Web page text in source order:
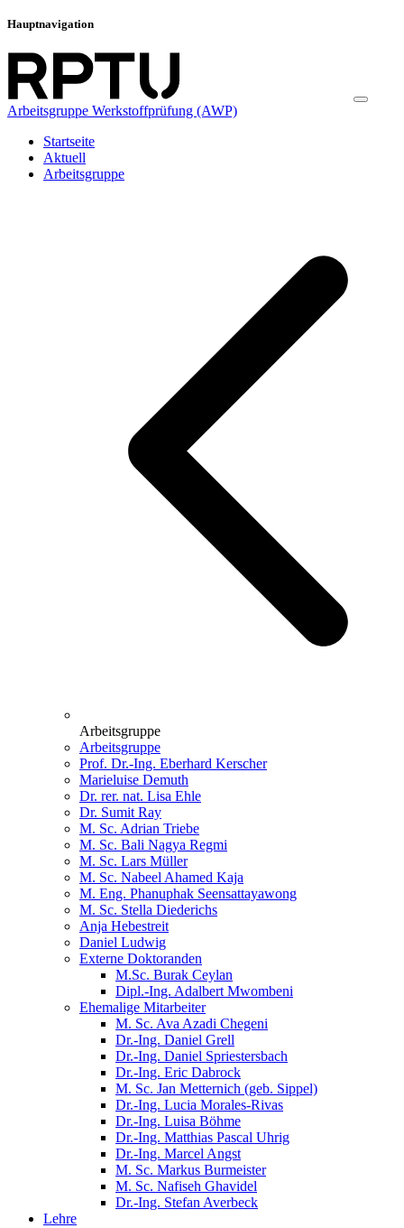
Hauptnavigation
Arbeitsgruppe Werkstoffprüfung (AWP)
Startseite
Aktuell
Arbeitsgruppe
Arbeitsgruppe
Arbeitsgruppe
Prof. Dr.-Ing. Eberhard Kerscher
Marieluise Demuth
Dr. rer. nat. Lisa Ehle
Dr. Sumit Ray
M. Sc. Adrian Triebe
M. Sc. Bali Nagya Regmi
M. Sc. Lars Müller
M. Sc. Nabeel Ahamed Kaja
M. Eng. Phanuphak Seensattayawong
M. Sc. Stella Diederichs
Anja Hebestreit
Daniel Ludwig
Externe Doktoranden
M.Sc. Burak Ceylan
Dipl.-Ing. Adalbert Mwombeni
Ehemalige Mitarbeiter
M. Sc. Ava Azadi Chegeni
Dr.-Ing. Daniel Grell
Dr.-Ing. Daniel Spriestersbach
Dr.-Ing. Eric Dabrock
M. Sc. Jan Metternich (geb. Sippel)
Dr.-Ing. Lucia Morales-Rivas
Dr.-Ing. Luisa Böhme
Dr.-Ing. Matthias Pascal Uhrig
Dr.-Ing. Marcel Angst
M. Sc. Markus Burmeister
M. Sc. Nafiseh Ghavidel
Dr.-Ing. Stefan Averbeck
Lehre